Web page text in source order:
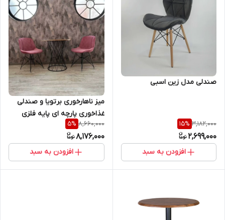
صندلی مدل زین اسبی
3,182,000
15%
2,699,000
افزودن به سبد
میز ناهارخوری برتویا و صندلی
غذاخوری پارچه ای پایه فلزی
طرح اسپایدر ۲نفره
8,660,000
5%
8,176,000
افزودن به سبد